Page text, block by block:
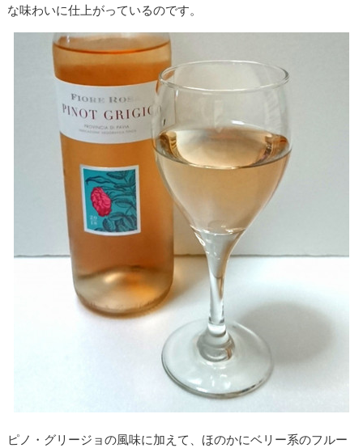
な味わいに仕上がっているのです。
ピノ・グリージョの風味に加えて、ほのかにベリー系のフルー